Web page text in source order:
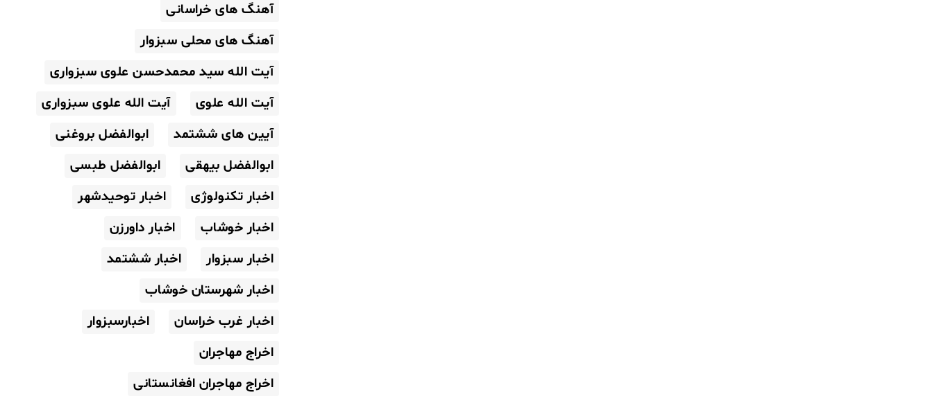
آهنگ های خراسانی
آهنگ های محلی سبزوار
آیت الله سید محمدحسن علوی سبزواری
آیت الله علوی
آیت الله علوی سبزواری
آیین های ششتمد
ابوالفضل بروغنی
ابوالفضل بیهقی
ابوالفضل طبسی
اخبار تکنولوژی
اخبار توحیدشهر
اخبار خوشاب
اخبار داورزن
اخبار سبزوار
اخبار ششتمد
اخبار شهرستان خوشاب
اخبار غرب خراسان
اخبارسبزوار
اخراج مهاجران
اخراج مهاجران افغانستانی